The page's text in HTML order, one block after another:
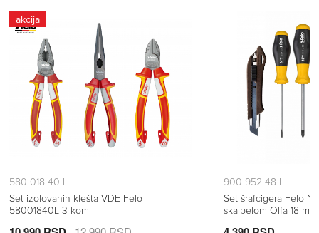
akcija
580 018 40 L
Set izolovanih klešta VDE Felo
58001840L 3 kom
900 952 48 L
Set šrafcigera Felo
skalpelom Olfa 18